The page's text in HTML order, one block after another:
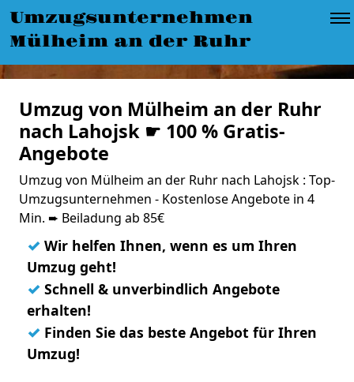
Umzugsunternehmen
Mülheim an der Ruhr
Umzug von Mülheim an der Ruhr
nach Lahojsk ☛ 100 % Gratis-
Angebote
Umzug von Mülheim an der Ruhr nach Lahojsk : Top-
Umzugsunternehmen - Kostenlose Angebote in 4
Min. ➨ Beiladung ab 85€
✓ Wir helfen Ihnen, wenn es um Ihren
Umzug geht!
✓ Schnell & unverbindlich Angebote
erhalten!
✓ Finden Sie das beste Angebot für Ihren
Umzug!